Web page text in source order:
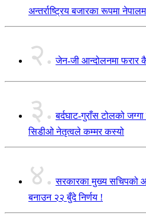
अन्तर्राष्ट्रिय बजारका रूपमा
२. जेन-जी आन्दोलनमा फरार
३. बर्दघाट-गुराँस टोलको
सिडीओ नेतृत्वले कम्मर कस्यो
४. सरकारका मुख्य सचिपको
बनाउन २२ बुँदे निर्णय !